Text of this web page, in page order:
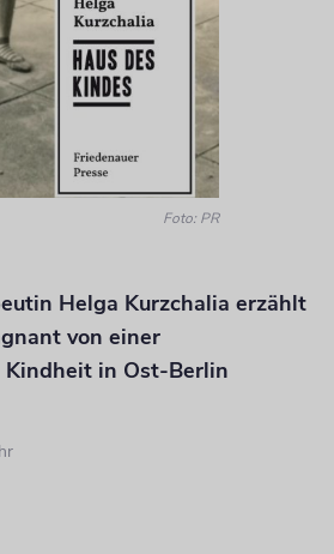
Foto: PR
Helga Kurzchalia erzählt
von einer
in Ost-Berlin